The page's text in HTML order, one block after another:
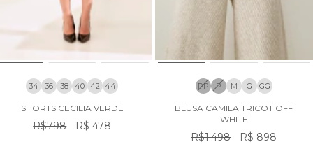
34 36 38 40 42 44
SHORTS CECILIA VERDE
R$798 R$ 478
PP P M G GG
BLUSA CAMILA TRICOT OFF
WHITE
R$1.498 R$ 898